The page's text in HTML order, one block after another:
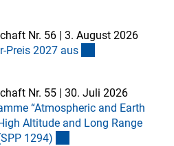
Nr. 56 | 3. August 2026
Preis 2027 aus
Nr. 55 | 30. Juli 2026
“Atmospheric and Earth
Altitude and Long Range
1294)